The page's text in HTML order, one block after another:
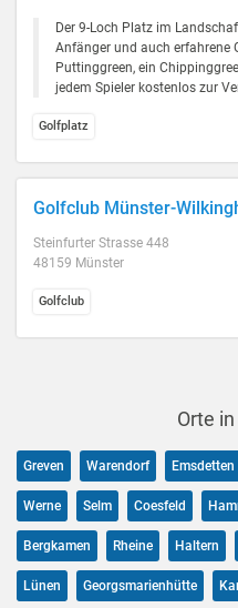
Der 9-Loch Platz im
Anfänger und auch erfahrene
Puttinggreen, ein
jedem Spieler kostenlos zur
Golfplatz
Golfclub Münster-
Steinfurter Strasse 448
48159 Münster
Golfclub
Orte
Greven Warendorf Emsdetten
Werne Selm Coesfeld
Bergkamen Rheine Haltern
Lünen Georgsmarienhütte